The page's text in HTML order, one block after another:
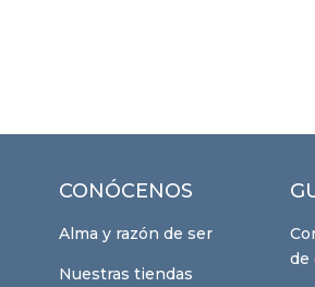
CONÓCENOS
Alma y razón de ser
Nuestras tiendas
de